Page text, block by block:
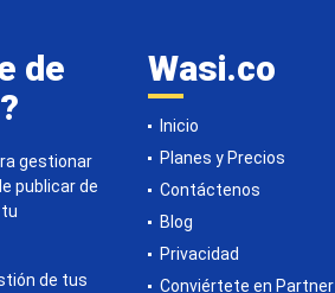
de
gestionar
publicar de
de tus
Wasi.co
Inicio
Planes y Precios
Contáctenos
Blog
Privacidad
Conviértete en Partner